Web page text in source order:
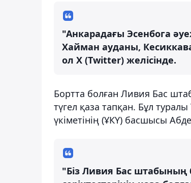
"Анкарадағы Эсенбога
Хайман ауданы,
ол X (Twitter) желісінде.
Бортта болған Ливия Бас
түгел қаза тапқан. Бұл
үкіметінің (ҰКҮ) басшысы
"Біз Ливия Бас